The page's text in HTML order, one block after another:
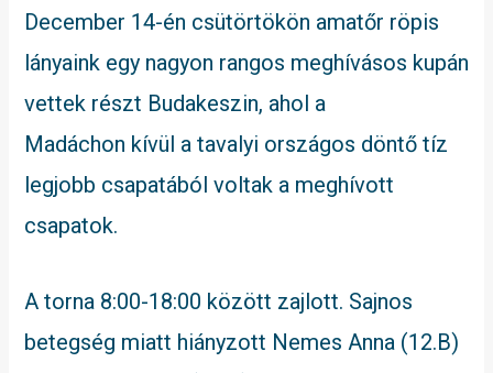
December 14-én csütörtökön amatőr röpis
lányaink egy nagyon rangos meghívásos kupán
vettek részt Budakeszin, ahol a
Madáchon kívül a tavalyi országos döntő tíz
legjobb csapatából voltak a meghívott
csapatok.
A torna 8:00-18:00 között zajlott. Sajnos
betegség miatt hiányzott Nemes Anna (12.B)